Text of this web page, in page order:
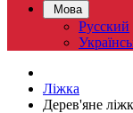
Мова
Русский
Ліжка
Дерев'яне